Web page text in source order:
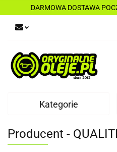
DARMOWA DOSTAWA
Kategorie
Producent -